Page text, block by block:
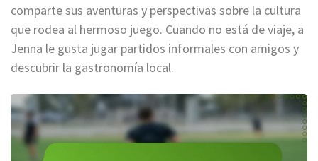
comparte sus aventuras y perspectivas sobre la cultura
que rodea al hermoso juego. Cuando no está de viaje, a
Jenna le gusta jugar partidos informales con amigos y
descubrir la gastronomía local.